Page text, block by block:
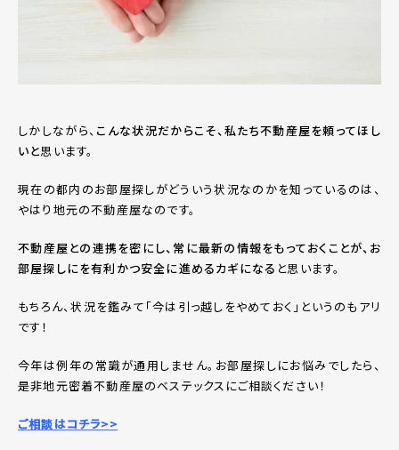
しかしながら、 こんな状況だからこそ、私たち不動産屋を頼ってほし
いと思います。
現在の都内のお部屋探しがどういう状況なのかを知っているのは、
やはり地元の不動産屋なのです。
不動産屋との連携を密にし、常に最新の情報をもっておくことが、お
部屋探しにを有利かつ安全に進めるカギになる と思います。
もちろん、状況を鑑みて「今は引っ越しをやめておく」というのもアリ
です！
今年は例年の常識が通用しません。お部屋探しにお悩みでしたら、
是非地元密着不動産屋のベステックスにご相談ください！
ご相談はコチラ>>